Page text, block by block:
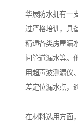
华展防水拥有一
过严格培训，具
精通各类房屋漏
间管道漏水等。
用超声波测漏仪
差定位漏水点，
在材料选用方面